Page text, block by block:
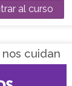
al curso
cuidan